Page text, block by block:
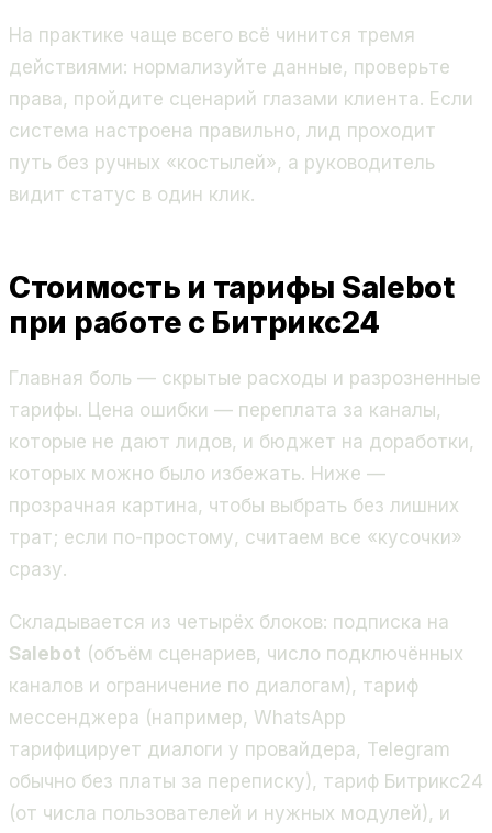
На практике чаще всего всё чинится тремя
действиями: нормализуйте данные, проверьте
права, пройдите сценарий глазами клиента. Если
система настроена правильно, лид проходит
путь без ручных «костылей», а руководитель
видит статус в один клик.
Стоимость и тарифы Salebot
при работе с Битрикс24
Главная боль — скрытые расходы и разрозненные
тарифы. Цена ошибки — переплата за каналы,
которые не дают лидов, и бюджет на доработки,
которых можно было избежать. Ниже —
прозрачная картина, чтобы выбрать без лишних
трат; если по-простому, считаем все «кусочки»
сразу.
Складывается из четырёх блоков: подписка на
Salebot (объём сценариев, число подключённых
каналов и ограничение по диалогам), тариф
мессенджера (например, WhatsApp
тарифицирует диалоги у провайдера, Telegram
обычно без платы за переписку), тариф Битрикс24
(от числа пользователей и нужных модулей), и